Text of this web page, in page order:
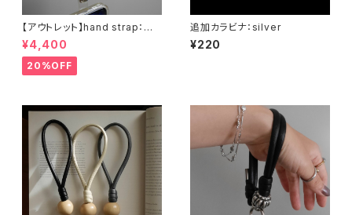
【アウトレット】hand strap：ウッ
ド（M)× 1 ナチュラル / アイボリ
ー
¥4,400
20%OFF
追加カラビナ：silver
¥220